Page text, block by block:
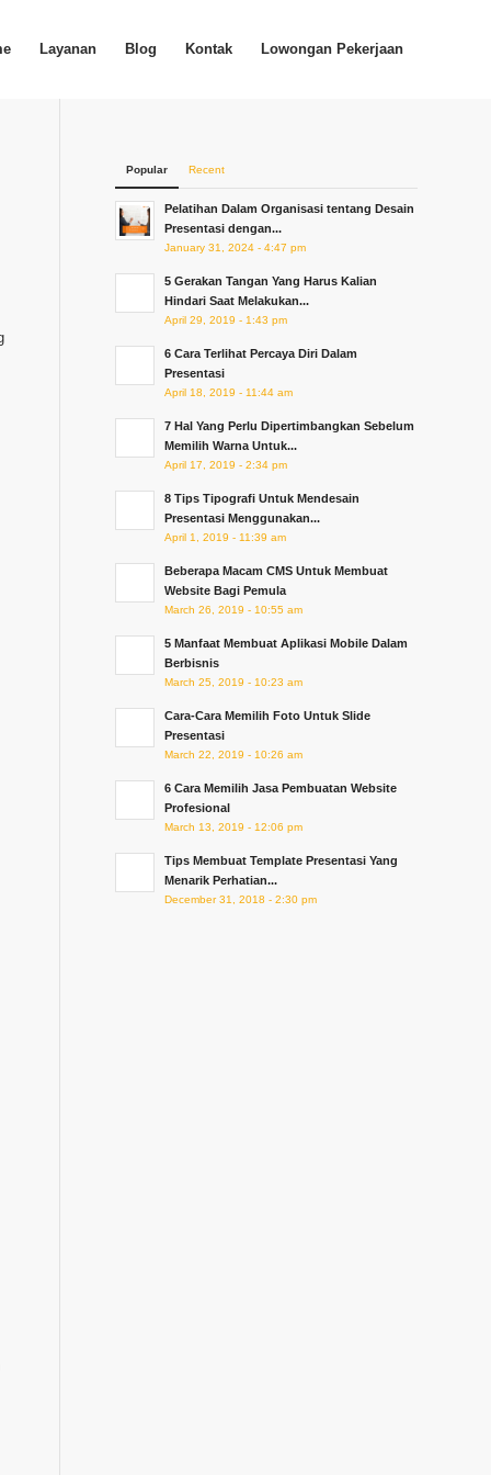
Layanan Blog Kontak Lowongan Pekerjaan
Popular Recent
Pelatihan Dalam Organisasi tentang Desain
Presentasi dengan...
January 31, 2024 - 4:47 pm
5 Gerakan Tangan Yang Harus Kalian
Hindari Saat Melakukan...
April 29, 2019 - 1:43 pm
6 Cara Terlihat Percaya Diri Dalam
Presentasi
April 18, 2019 - 11:44 am
7 Hal Yang Perlu Dipertimbangkan Sebelum
Memilih Warna Untuk...
April 17, 2019 - 2:34 pm
8 Tips Tipografi Untuk Mendesain
Presentasi Menggunakan...
April 1, 2019 - 11:39 am
Beberapa Macam CMS Untuk Membuat
Website Bagi Pemula
March 26, 2019 - 10:55 am
5 Manfaat Membuat Aplikasi Mobile Dalam
Berbisnis
March 25, 2019 - 10:23 am
Cara-Cara Memilih Foto Untuk Slide
Presentasi
March 22, 2019 - 10:26 am
6 Cara Memilih Jasa Pembuatan Website
Profesional
March 13, 2019 - 12:06 pm
Tips Membuat Template Presentasi Yang
Menarik Perhatian...
December 31, 2018 - 2:30 pm